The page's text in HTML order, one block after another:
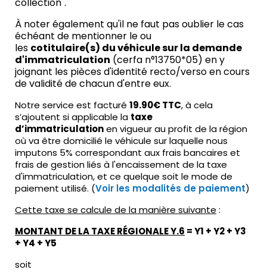
collection".
À noter également qu'il ne faut pas oublier le cas
échéant de mentionner le ou
les cotitulaire(s) du véhicule sur la demande
d'immatriculation (cerfa n°13750*05) en y
joignant les pièces d'identité recto/verso en cours
de validité de chacun d'entre eux.
Notre service est facturé 19.90€ TTC, à cela
s’ajoutent si applicable la taxe
d’immatriculationen vigueur au profit de la région
où va être domicilié le véhicule sur laquelle nous
imputons 5% correspondant aux frais bancaires et
frais de gestion liés à l'encaissement de la taxe
d'immatriculation, et ce quelque soit le mode de
paiement utilisé. (Voir les modalités de paiement)
Cette taxe se calcule de la manière suivante :
MONTANT DE LA TAXE RÉGIONALE Y.6 = Y1 + Y2 + Y3
+ Y4 + Y5
soit